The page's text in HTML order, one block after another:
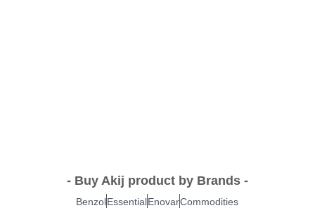
- Buy Akij product by Brands -
BenzolEssentialEnovarCommodities